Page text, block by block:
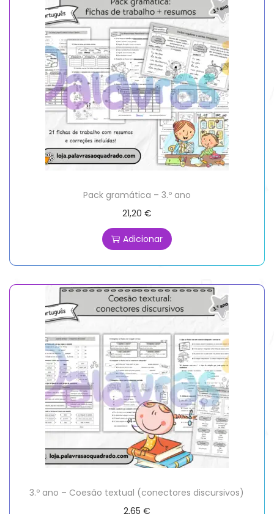
Pack gramática – 3.º ano
21,20 €
Adicionar
3.º ano – Coesão textual (conectores discursivos)
2,65 €